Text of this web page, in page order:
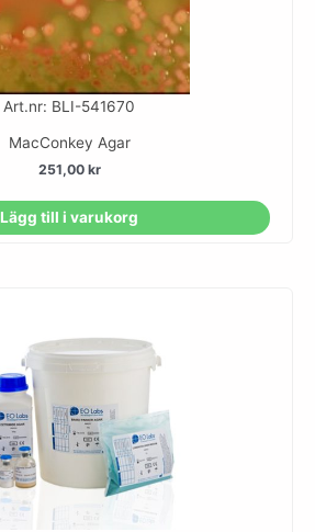
Art.nr: BLI-541670
MacConkey Agar
251,00 kr
Lägg till i varukorg